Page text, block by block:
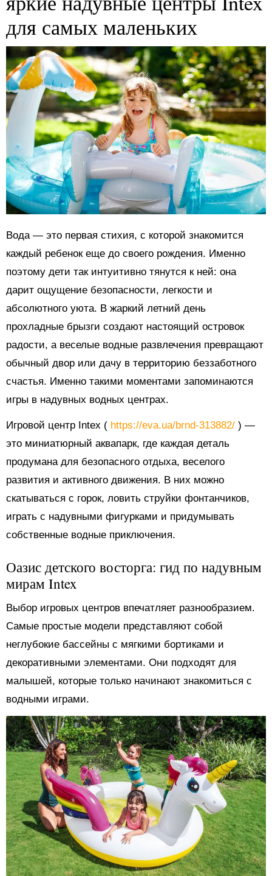
для самых маленьких
Вода — это первая стихия, с которой знакомится
каждый ребенок еще до своего рождения. Именно
поэтому дети так интуитивно тянутся к ней: она
дарит ощущение безопасности, легкости и
абсолютного уюта. В жаркий летний день
прохладные брызги создают настоящий островок
радости, а веселые водные развлечения превращают
обычный двор или дачу в территорию беззаботного
счастья. Именно такими моментами запоминаются
игры в надувных водных центрах.
Игровой центр Intex ( https://eva.ua/brnd-313882/ ) —
это миниатюрный аквапарк, где каждая деталь
продумана для безопасного отдыха, веселого
развития и активного движения. В них можно
скатываться с горок, ловить струйки фонтанчиков,
играть с надувными фигурками и придумывать
собственные водные приключения.
Оазис детского восторга: гид по надувным
мирам Intex
Выбор игровых центров впечатляет разнообразием.
Самые простые модели представляют собой
неглубокие бассейны с мягкими бортиками и
декоративными элементами. Они подходят для
малышей, которые только начинают знакомиться с
водными играми.